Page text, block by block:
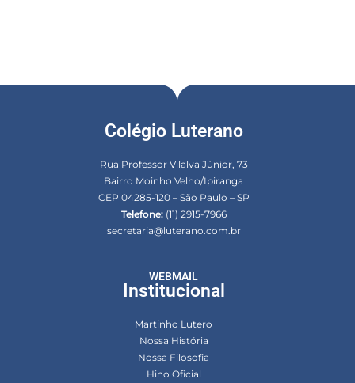
Colégio Luterano
Rua Professor Vilalva Júnior, 73
Bairro Moinho Velho/Ipiranga
CEP 04285-120 – São Paulo – SP
Telefone:(11) 2915-7966
secretaria@luterano.com.br
WEBMAIL
Institucional
Martinho Lutero
Nossa História
Nossa Filosofia
Hino Oficial